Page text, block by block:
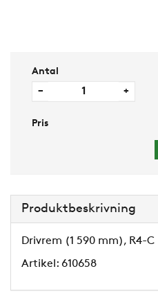
Antal
− +
Pris
Produktbeskrivning
Drivrem (1 590 mm), R4-C
Artikel: 610658